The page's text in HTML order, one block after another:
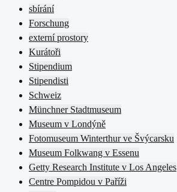
sbírání
Forschung
externí prostory
Kurátoři
Stipendium
Stipendisti
Schweiz
Münchner Stadtmuseum
Museum v Londýně
Fotomuseum Winterthur ve Švýcarsku
Museum Folkwang v Essenu
Getty Research Institute v Los Angeles
Centre Pompidou v Paříži